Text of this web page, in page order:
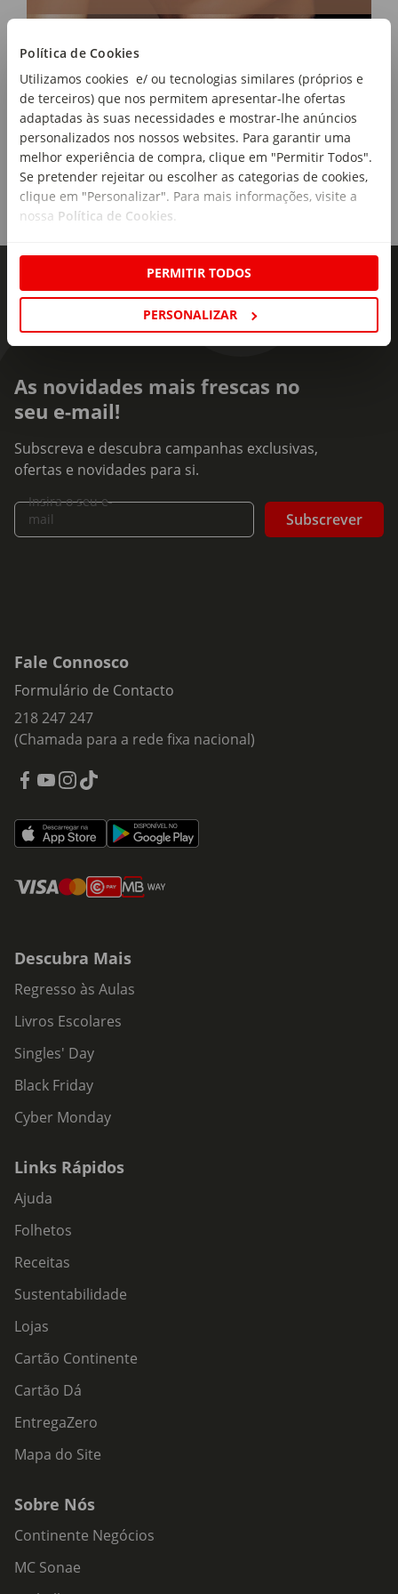
Política de Cookies
Utilizamos cookies e/ ou tecnologias similares (próprios e
de terceiros) que nos permitem apresentar-lhe ofertas
adaptadas às suas necessidades e mostrar-lhe anúncios
personalizados nos nossos websites. Para garantir uma
melhor experiência de compra, clique em "Permitir Todos".
Se pretender rejeitar ou escolher as categorias de cookies,
clique em "Personalizar". Para mais informações, visite a
nossa Política de Cookies.
PERMITIR TODOS
PERSONALIZAR
Fit Me
As novidades mais frescas no
seu e-mail!
Subscreva e descubra campanhas exclusivas,
ofertas e novidades para si.
Insira o seu e-
mail
Subscrever
Fale Connosco
Formulário de Contacto
218 247 247
(Chamada para a rede fixa nacional)
Descubra Mais
Regresso às Aulas
Livros Escolares
Singles' Day
Black Friday
Cyber Monday
Links Rápidos
Ajuda
Folhetos
Receitas
Sustentabilidade
Lojas
Cartão Continente
Cartão Dá
EntregaZero
Mapa do Site
Sobre Nós
Continente Negócios
MC Sonae